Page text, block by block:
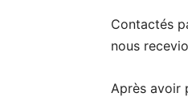
Contactés
nous
Après avoir